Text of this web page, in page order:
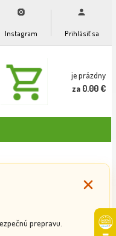
Instagram Prihlásiť sa
je prázdny
za 0.00 €
prepravu.